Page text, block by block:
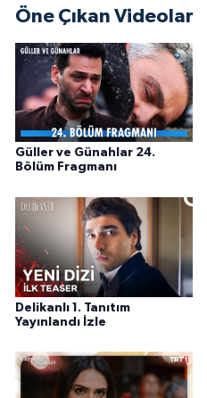
Öne Çıkan Videolar
Güller ve Günahlar 24.
Bölüm Fragmanı
Delikanlı 1. Tanıtım
Yayınlandı İzle